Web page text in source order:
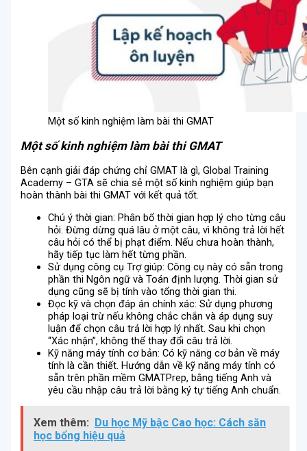
Một số kinh nghiệm làm bài thi GMAT
Một số kinh nghiệm làm bài thi GMAT
Bên cạnh giải đáp chứng chỉ GMAT là gì, Global Training
Academy – GTA sẽ chia sẻ một số kinh nghiệm giúp bạn
hoàn thành bài thi GMAT với kết quả tốt.
Chú ý thời gian: Phân bổ thời gian hợp lý cho từng câu
hỏi. Đừng dừng quá lâu ở một câu, vì không trả lời hết
câu hỏi có thể bị phạt điểm. Nếu chưa hoàn thành,
hãy tiếp tục làm hết từng phần.
Sử dụng công cụ Trợ giúp: Công cụ này có sẵn trong
phần thi Ngôn ngữ và Toán định lượng. Thời gian sử
dụng cũng sẽ bị tính vào tổng thời gian thi.
Đọc kỹ và chọn đáp án chính xác: Sử dụng phương
pháp loại trừ nếu không chắc chắn và áp dụng suy
luận để chọn câu trả lời hợp lý nhất. Sau khi chọn
“Xác nhận”, không thể thay đổi câu trả lời.
Kỹ năng máy tính cơ bản: Có kỹ năng cơ bản về máy
tính là cần thiết. Hướng dẫn về kỹ năng máy tính có
sẵn trên phần mềm GMATPrep, bằng tiếng Anh và
yêu cầu nhập câu trả lời bằng ký tự tiếng Anh chuẩn.
Xem thêm: Du học Mỹ bậc Cao học: Cách săn
học bổng hiệu quả